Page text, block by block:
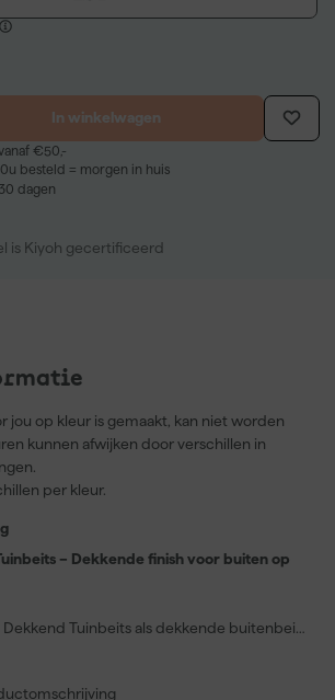
In winkelwagen
€50,-
besteld = morgen in huis
dagen
is Kiyoh gecertificeerd
jou op kleur is gemaakt, kan niet worden
kunnen afwijken door verschillen in
per kleur.
– Dekkende finish voor buiten op
Tuinbeits als dekkende buitenbeits
Je kiest deze beits wanneer je